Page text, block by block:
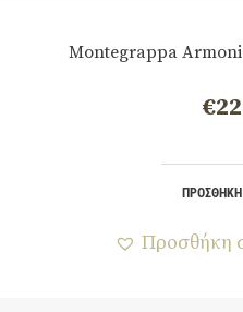
Montegrappa
€
Προσθήκη